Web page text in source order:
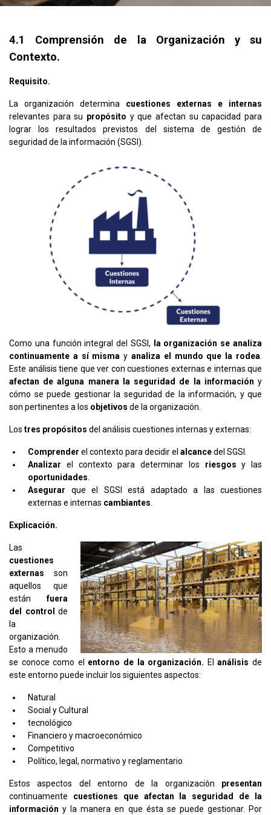
4.1 Comprensión de la Organización y su
Contexto.
Requisito.
La organización determina cuestiones externas e internas
relevantes para su propósito y que afectan su capacidad para
lograr los resultados previstos del sistema de gestión de
seguridad de la información (SGSI).
Como una función integral del SGSI, la organización se analiza
continuamente a sí misma yanaliza el mundo que la rodea
Este análisis tiene que ver con cuestiones externas e internas que
afectan de alguna manera la seguridad de la información y
cómo se puede gestionar la seguridad de la información, y que
son pertinentes a los objetivos de la organización.
Los tres propósitos del análisis cuestiones internas y externas:
Comprender el contexto para decidir el alcancedel SGSI.
Analizar el contexto para determinar los riesgos y las
oportunidades
Asegurar que el SGSI está adaptado a las cuestiones
externas e internas cambiantes
Explicación.
Las
cuestiones
externas son
aquellos que
estánfuera
del control de
la
organización.
Esto a menudo
se conoce como el entorno de la organización. Elanálisis de
este entorno puede incluir los siguientes aspectos:
Natural
Social y Cultural
tecnológico
Financiero y macroeconómico
Competitivo
Político, legal, normativo y reglamentario
Estos aspectos del entorno de la organización presentan
continuamente cuestiones que afectan la seguridad de la
información y la manera en que ésta se puede gestionar. Por